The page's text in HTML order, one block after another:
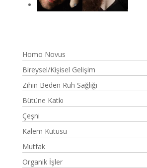
Homo Novus
Bireysel/Kişisel Gelişim
Zihin Beden Ruh Sağlığı
Bütüne Katkı
Çeşni
Kalem Kutusu
Mutfak
Organik İşler